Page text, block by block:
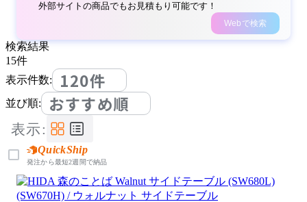
外部サイトの商品でもお見積もり可能です！
Webで検索
検索結果
15件
表示件数:
120件
並び順: おすすめ順
表示:
QuickShip
発注から最短2週間で納品